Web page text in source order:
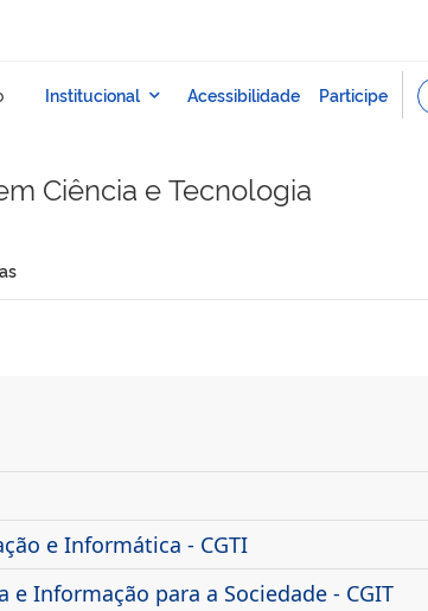
Ciência e Tecnologia
e Informática - CGTI
Informação para a Sociedade - CGIT